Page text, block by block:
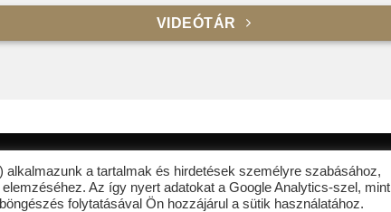
VIDEÓTÁR
fenntartva! |WEBLOCK MEDIA LTD| A weboldalt készítette a
a tartalmak és hirdetések személyre szabásához,
Az így nyert adatokat a Google Analytics-szel, mint
folytatásával Ön hozzájárul a sütik használatához.